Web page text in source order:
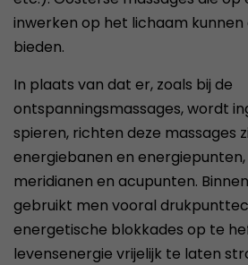
inwerken op het lichaam kunnen
bieden.
In plaats van dat er, zoals bij de
ontspanningsmassages, wordt
spieren, richten deze massages
energiebanen en
meridianen en acupunten.
gebruikt men vooral
energetische blokkades op te
levensenergie vrijelijk te laten